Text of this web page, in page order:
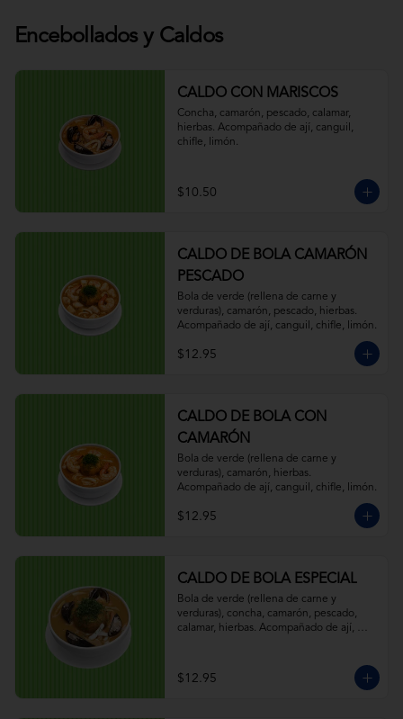
Encebollados y Caldos
CALDO CON MARISCOS
Concha, camarón, pescado, calamar,
hierbas. Acompañado de ají, canguil,
chifle, limón.
$10.50
CALDO DE BOLA CAMARÓN
PESCADO
Bola de verde (rellena de carne y
verduras), camarón, pescado, hierbas.
Acompañado de ají, canguil, chifle, limón.
$12.95
CALDO DE BOLA CON
CAMARÓN
Bola de verde (rellena de carne y
verduras), camarón, hierbas.
Acompañado de ají, canguil, chifle, limón.
$12.95
CALDO DE BOLA ESPECIAL
Bola de verde (rellena de carne y
verduras), concha, camarón, pescado,
calamar, hierbas. Acompañado de ají,
$12.95